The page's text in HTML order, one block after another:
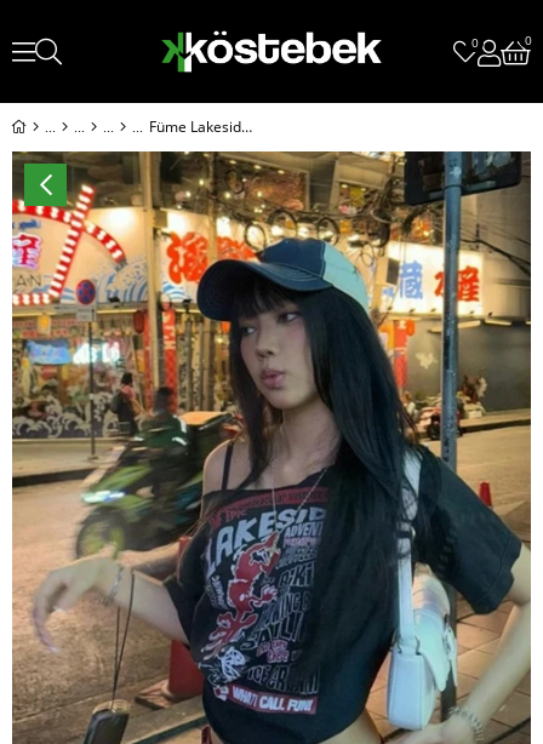
0 0
Füme Lakeside Omuz Dekolteli Askılı Y2K Kısa Kollu Crop